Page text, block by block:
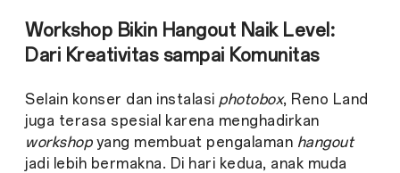
Workshop Bikin Hangout Naik Level:
Dari Kreativitas sampai Komunitas
Selain konser dan instalasi photobox, Reno Land
juga terasa spesial karena menghadirkan
workshop yang membuat pengalaman hangout
jadi lebih bermakna. Di hari kedua, anak muda